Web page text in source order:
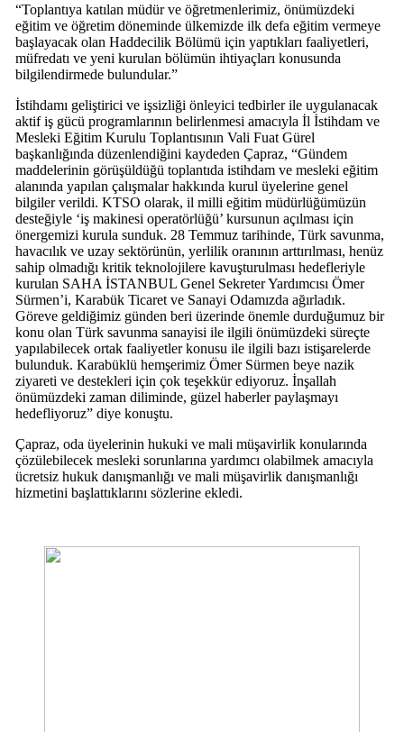
“Toplantıya katılan müdür ve öğretmenlerimiz, önümüzdeki
eğitim ve öğretim döneminde ülkemizde ilk defa eğitim vermeye
başlayacak olan Haddecilik Bölümü için yaptıkları faaliyetleri,
müfredatı ve yeni kurulan bölümün ihtiyaçları konusunda
bilgilendirmede bulundular.”
İstihdamı geliştirici ve işsizliği önleyici tedbirler ile uygulanacak
aktif iş gücü programlarının belirlenmesi amacıyla İl İstihdam ve
Mesleki Eğitim Kurulu Toplantısının Vali Fuat Gürel
başkanlığında düzenlendiğini kaydeden Çapraz, “Gündem
maddelerinin görüşüldüğü toplantıda istihdam ve mesleki eğitim
alanında yapılan çalışmalar hakkında kurul üyelerine genel
bilgiler verildi. KTSO olarak, il milli eğitim müdürlüğümüzün
desteğiyle ‘iş makinesi operatörlüğü’ kursunun açılması için
önergemizi kurula sunduk. 28 Temmuz tarihinde, Türk savunma,
havacılık ve uzay sektörünün, yerlilik oranının arttırılması, henüz
sahip olmadığı kritik teknolojilere kavuşturulması hedefleriyle
kurulan SAHA İSTANBUL Genel Sekreter Yardımcısı Ömer
Sürmen’i, Karabük Ticaret ve Sanayi Odamızda ağırladık.
Göreve geldiğimiz günden beri üzerinde önemle durduğumuz bir
konu olan Türk savunma sanayisi ile ilgili önümüzdeki süreçte
yapılabilecek ortak faaliyetler konusu ile ilgili bazı istişarelerde
bulunduk. Karabüklü hemşerimiz Ömer Sürmen beye nazik
ziyareti ve destekleri için çok teşekkür ediyoruz. İnşallah
önümüzdeki zaman diliminde, güzel haberler paylaşmayı
hedefliyoruz” diye konuştu.
Çapraz, oda üyelerinin hukuki ve mali müşavirlik konularında
çözülebilecek mesleki sorunlarına yardımcı olabilmek amacıyla
ücretsiz hukuk danışmanlığı ve mali müşavirlik danışmanlığı
hizmetini başlattıklarını sözlerine ekledi.